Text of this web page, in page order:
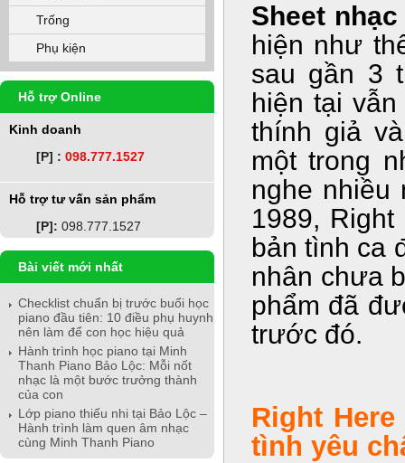
Trống
Phụ kiện
Hỗ trợ Online
Kinh doanh
[P] : 098.777.1527
Hỗ trợ tư vấn sản phẩm
[P]: 098.777.1527
Bài viết mới nhất
Checklist chuẩn bị trước buổi học
piano đầu tiên: 10 điều phụ huynh
nên làm để con học hiệu quả
Hành trình học piano tại Minh
Thanh Piano Bảo Lộc: Mỗi nốt
nhạc là một bước trưởng thành
của con
Lớp piano thiếu nhi tại Bảo Lộc –
Hành trình làm quen âm nhạc
cùng Minh Thanh Piano
Sheet
hiện như
sau gần 3
hiện tại
thính giả
một trong
nghe nhiều
1989,
bản tình ca
nhân chưa
phẩm đã
trước đó.
Right
tình yêu